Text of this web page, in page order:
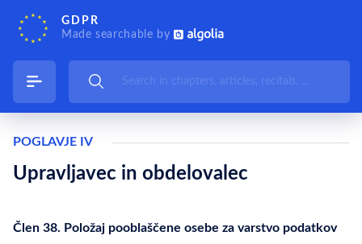
GDPR
Made searchable by
POGLAVJE IV
Upravljavec in obdelovalec
Člen 38. Položaj pooblaščene osebe za varstvo podatkov